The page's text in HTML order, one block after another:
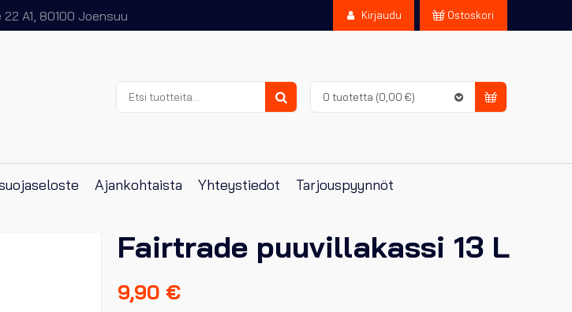
A1, 80100 Joensuu Kirjaudu Ostoskori
0 tuotetta (0,00 €)
Etsi:
Ajankohtaista Yhteystiedot Tarjouspyynnöt
Fairtrade puuvillakassi 13 L
9,90 €